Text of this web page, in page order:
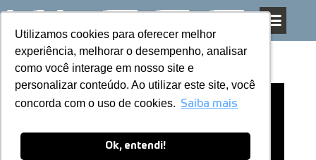
Utilizamos cookies para oferecer melhor
experiência, melhorar o desempenho, analisar
como você interage em nosso site e
personalizar conteúdo. Ao utilizar este site, você
concorda com o uso de cookies. Saiba mais
Ok, entendi!
Utilizamos cookies para oferecer melhor
experiência, melhorar o desempenho, analisar
como você interage em nosso site e
personalizar conteúdo. Ao utilizar este site, você
concorda com o uso de cookies. Saiba mais
Ok, entendi!
Pular
para
o
conteúdo
Representante Kless | MAY HOUSE